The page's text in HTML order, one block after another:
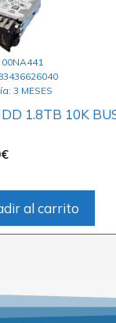
00NA441
3 MESES
1.8TB 10K
€
al carrito